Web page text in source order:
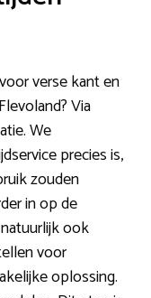
verse kant en
Via
We
precies is,
zouden
in op de
ook
voor
oplossing.